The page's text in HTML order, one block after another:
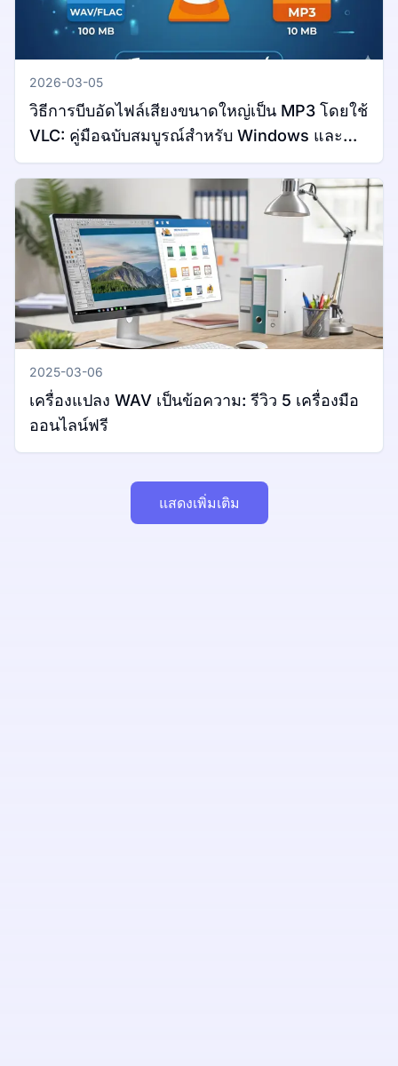
2026-03-05
วิธีการบีบอัดไฟล์เสียงขนาดใหญ่เป็น MP3 โดยใช้
VLC: คู่มือฉบับสมบูรณ์สำหรับ Windows และ
Mac
2025-03-06
เครื่องแปลง WAV เป็นข้อความ: รีวิว 5 เครื่องมือ
ออนไลน์ฟรี
แสดงเพิ่มเติม